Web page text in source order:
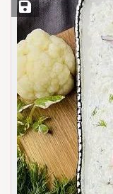
Save Recipe